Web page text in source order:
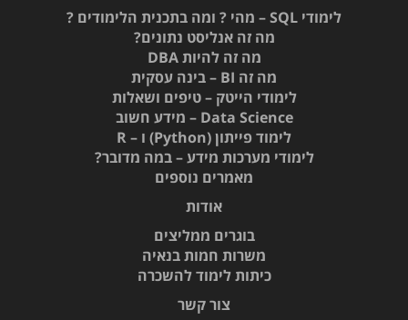
לימודי SQL – מהי ? ומה בתכנית הלימודים ?
מה זה אנליסט נתונים?
מה זה להיות DBA
מה זה BI – בינה עסקית
לימודי הייטק – טיפים ושאלות
Data Science – מידע חשוב
לימוד פייתון (Python) ו – R
לימודי מערכות מידע – במה מדובר?
מאמרים נוספים
אודות
בוגרים ממליצים
משרות חמות בנאיה
כיתות לימוד להשכרה
צור קשר